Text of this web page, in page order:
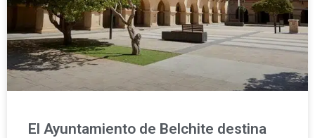
El Ayuntamiento de Belchite destina